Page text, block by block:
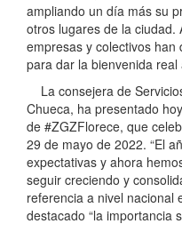
ampliando un día más su
otros lugares de la ciudad.
empresas y colectivos han
para dar la bienvenida
La consejera de
Chueca, ha presentado
de #ZGZFlorece, que
29 de mayo de 2022. “El
expectativas y ahora
seguir creciendo y
referencia a nivel nacional
destacado “la importancia